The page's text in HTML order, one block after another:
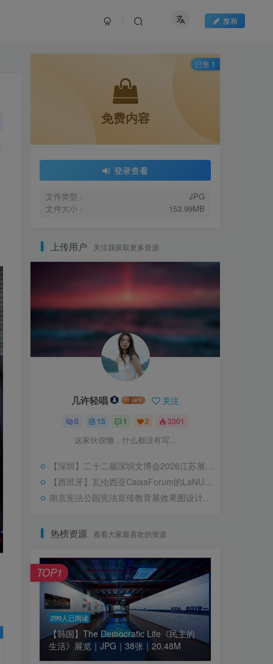
发布
免费内容
登录查看
文件类型：
JPG
文件大小：
153.99MB
已售 1
上传用户 关注我获取更多资源
几许轻唱 关注
0 15 1 2 3301
这家伙很懒，什么都没有写...
【深圳】二十二届深圳文博会2026江苏展区｜JPG｜100张｜630.02M
【西班牙】瓦伦西亚CaixaForum的LaNUBE{IA} 体验式展览
南京宪法公园宪法宣传教育展效果图设计｜18 张｜JPG｜29.1M
热榜资源 看看大家最喜欢的资源
299人已阅读
【韩国】The Democratic Life《民主的
生活》展览｜JPG｜38张｜20.48M
TOP1